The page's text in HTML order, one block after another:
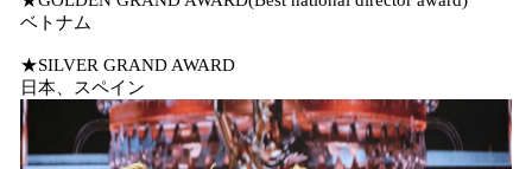
ベトナム
★SILVER GRAND AWARD
日本、スペイン